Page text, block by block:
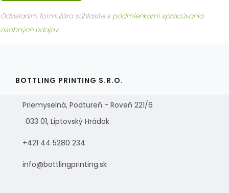
Odoslaním formulára súhlasíte s podmienkami spracúvania
osobných údajov.
BOTTLING PRINTING S.R.O.
Priemyselná, Podtureň - Roveň 221/6
033 01, Liptovský Hrádok
+421 44 5280 234
info@bottlingprinting.sk